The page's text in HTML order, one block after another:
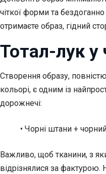
чіткої форми та
отримаєте образ, гідний
Тотал-лук
Створення образу,
кольорі, є одним із
дорожнечі:
• Чорні штани +
Важливо, щоб тканини, з
відрізнялися за